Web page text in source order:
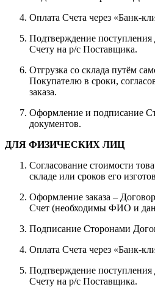
Оплата Счета через «Банк-
Подтверждение
Счету на р/с Поставщика.
Отгрузка со склада путём
Покупателю в сроки,
заказа.
Оформление и подписание
документов.
ДЛЯ ФИЗИЧЕСКИХ ЛИЦ
Согласование стоимости
складе или сроков его
Оформление заказа –
Счет (необходимы ФИО и
Подписание Сторонами
Оплата Счета через «Банк-
Подтверждение
Счету на р/с Поставщика.